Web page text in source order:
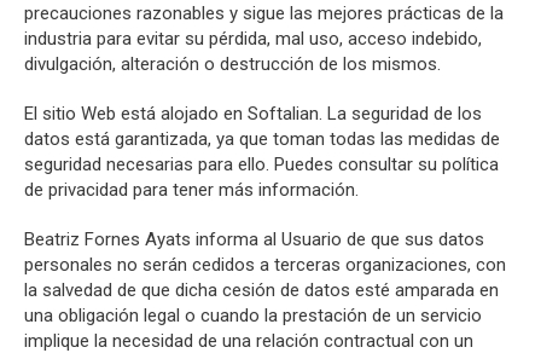
precauciones razonables y sigue las mejores prácticas de la
industria para evitar su pérdida, mal uso, acceso indebido,
divulgación, alteración o destrucción de los mismos.
El sitio Web está alojado en Softalian. La seguridad de los
datos está garantizada, ya que toman todas las medidas de
seguridad necesarias para ello. Puedes consultar su política
de privacidad para tener más información.
Beatriz Fornes Ayats informa al Usuario de que sus datos
personales no serán cedidos a terceras organizaciones, con
la salvedad de que dicha cesión de datos esté amparada en
una obligación legal o cuando la prestación de un servicio
implique la necesidad de una relación contractual con un